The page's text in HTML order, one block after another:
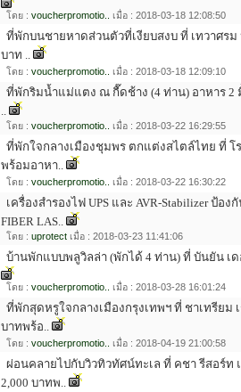
โดย : voucherpromotio.. เมื่อ : 2018-03-18 12:08:50
ที่พักบนชายหาดส่วนตัวที่เงียบสงบ ที่ เทวาศรม
บาท ..
โดย : voucherpromotio.. เมื่อ : 2018-03-18 12:09:10
ที่พักริมน้ำแม่แตง ณ กื๊ดช้าง (4 ท่าน) อาหาร 2
..
โดย : voucherpromotio.. เมื่อ : 2018-03-22 16:29:55
ที่พักใจกลางเมืองชุมพร ตกแต่งสไตล์ไทย ที่ โ
พร้อมอาหา..
โดย : voucherpromotio.. เมื่อ : 2018-03-22 16:30:22
เครื่องสำรองไฟ UPS และ AVR-Stabilizer ป้อ
FIBER LAS..
โดย : uprotect เมื่อ : 2018-03-23 11:41:06
บ้านพักแบบพลูวิลล่า (พักได้ 4 ท่าน) ที่ บันยัน เด
โดย : voucherpromotio.. เมื่อ : 2018-03-28 16:01:24
ที่พักสุดหรูใจกลางเมืองกรุงเทพฯ ที่ ชาเทรียม
บาทพร้อ..
โดย : voucherpromotio.. เมื่อ : 2018-04-19 21:00:58
ผ่อนคลายไปกับวิวทิวทัศน์ทะเล ที่ คชา รีสอร์ท
2,000 บาทพ..